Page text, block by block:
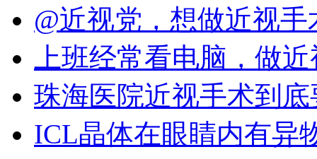
@近视党，想做近视
上班经常看电脑，做
珠海医院近视手术到
ICL晶体在眼睛内有异